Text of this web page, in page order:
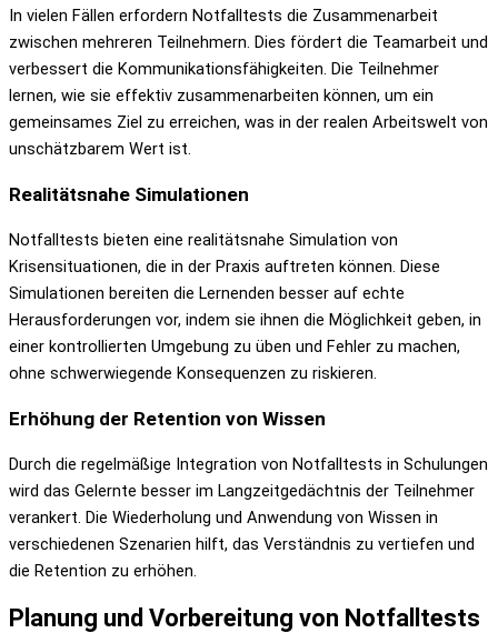
In vielen Fällen erfordern Notfalltests die Zusammenarbeit
zwischen mehreren Teilnehmern. Dies fördert die Teamarbeit und
verbessert die Kommunikationsfähigkeiten. Die Teilnehmer
lernen, wie sie effektiv zusammenarbeiten können, um ein
gemeinsames Ziel zu erreichen, was in der realen Arbeitswelt von
unschätzbarem Wert ist.
Realitätsnahe Simulationen
Notfalltests bieten eine realitätsnahe Simulation von
Krisensituationen, die in der Praxis auftreten können. Diese
Simulationen bereiten die Lernenden besser auf echte
Herausforderungen vor, indem sie ihnen die Möglichkeit geben, in
einer kontrollierten Umgebung zu üben und Fehler zu machen,
ohne schwerwiegende Konsequenzen zu riskieren.
Erhöhung der Retention von Wissen
Durch die regelmäßige Integration von Notfalltests in Schulungen
wird das Gelernte besser im Langzeitgedächtnis der Teilnehmer
verankert. Die Wiederholung und Anwendung von Wissen in
verschiedenen Szenarien hilft, das Verständnis zu vertiefen und
die Retention zu erhöhen.
Planung und Vorbereitung von Notfalltests